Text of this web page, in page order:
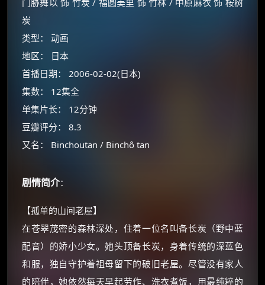
门胁舞以 饰 竹炭 / 福圆美里 饰 竹林 / 中原麻衣 饰 桉树
炭
类型： 动画
地区： 日本
首播日期： 2006-02-02(日本)
集数： 12集全
单集片长： 12分钟
豆瓣评分： 8.3
又名： Binchoutan / Binchô tan
剧情简介：
【孤单的山间老屋】
在苍翠茂密的森林深处，住着一位名叫备长炭（野中蓝
配音）的娇小少女。她头顶备长炭，身着传统的深蓝色
和服，独自守护着祖母留下的破旧老屋。尽管没有家人
的陪伴，她依然每天早起劳作、洗衣煮饭，用最纯粹的
☕